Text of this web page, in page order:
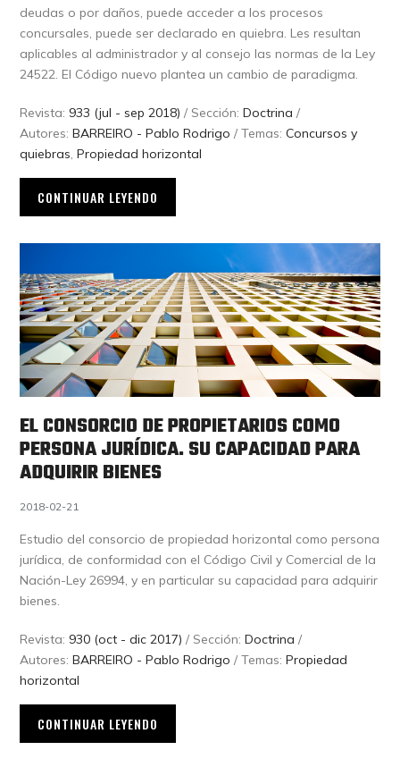
deudas o por daños, puede acceder a los procesos
concursales, puede ser declarado en quiebra. Les resultan
aplicables al administrador y al consejo las normas de la Ley
24522. El Código nuevo plantea un cambio de paradigma.
Revista: 933 (jul - sep 2018) / Sección:Doctrina /
Autores:BARREIRO - Pablo Rodrigo / Temas:Concursos y
quiebras,Propiedad horizontal
CONTINUAR LEYENDO
EL CONSORCIO DE PROPIETARIOS COMO
PERSONA JURÍDICA. SU CAPACIDAD PARA
ADQUIRIR BIENES
2018-02-21
Estudio del consorcio de propiedad horizontal como persona
jurídica, de conformidad con el Código Civil y Comercial de la
Nación-Ley 26994, y en particular su capacidad para adquirir
bienes.
Revista: 930 (oct - dic 2017) / Sección:Doctrina /
Autores:BARREIRO - Pablo Rodrigo / Temas:Propiedad
horizontal
CONTINUAR LEYENDO